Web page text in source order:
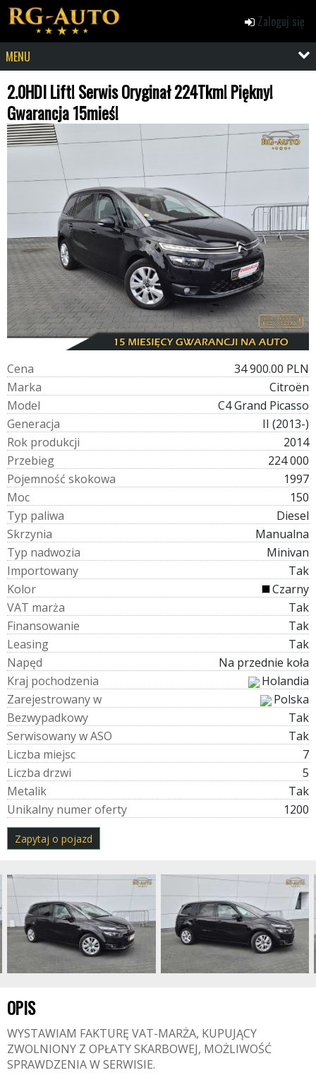
Zaloguj się
MENU
2.0HDI Lift! Serwis Oryginał 224Tkm! Piękny!
Gwarancja 15mieś!
Cena
34 900.00 PLN
Marka
Citroën
Model
C4 Grand Picasso
Generacja
II (2013-)
Rok produkcji
2014
Przebieg
224 000
Pojemność skokowa
1997
Moc
150
Typ paliwa
Diesel
Skrzynia
Manualna
Typ nadwozia
Minivan
Importowany
Tak
Kolor
Czarny
VAT marża
Tak
Finansowanie
Tak
Leasing
Tak
Napęd
Na przednie koła
Kraj pochodzenia
Holandia
Zarejestrowanyw
Polska
Bezwypadkowy
Tak
SerwisowanywASO
Tak
Liczba miejsc
7
Liczba drzwi
5
Metalik
Tak
Unikalny numeroferty 1200
Zapytaj o pojazd
OPIS
WYSTAWIAM FAKTURĘ VAT-MARŻA, KUPUJĄCY
ZWOLNIONY Z OPŁATY SKARBOWEJ, MOŻLIWOŚĆ
SPRAWDZENIA W SERWISIE.